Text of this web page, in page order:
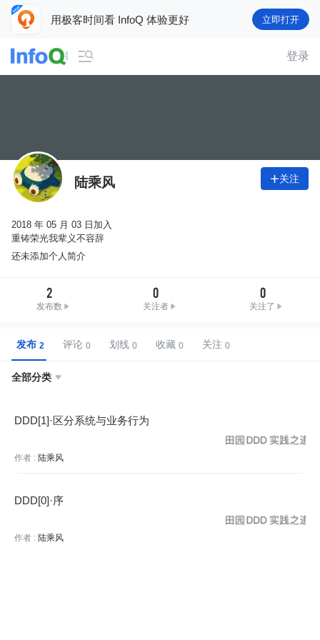
用极客时间看 InfoQ 体验更好 立即打开
 登录
陆乘风 关注
2018 年 05 月 03 日加入
重铸荣光我辈义不容辞
还未添加个人简介
2
发布数
0
关注者
0
关注了
发布 评论 划线 收藏 关注
全部分类 
DDD[1]·区分系统与业务行为
作者 : 陆乘风
DDD[0]·序
作者 : 陆乘风